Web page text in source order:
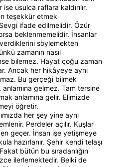
usulca raflara kaldırılır.
teşekkür etmek
ifade edilmelidir. Özür
beklenmemelidir. İnsanlar
söylemekten
zamanın nasıl
bilemez. Hayat çoğu zaman
Ancak her hikâyeye aynı
Bu gerçeği bilmek
gelmez. Tam tersine
anlamına gelir. Elimizde
öğretir.
her şey yine aynı
Perdeler açılır. Kuşlar
geçer. İnsan işe yetişmeye
hazırlanır. Şehir kendi telaşı
bütün bu sıradanlığın
ilerlemektedir. Belki de